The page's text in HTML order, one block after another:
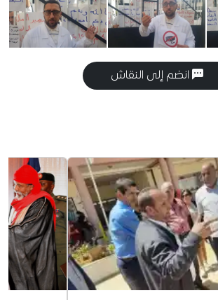
انضم إلى النقاش